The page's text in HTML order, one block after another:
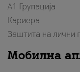
А1 Групација
Кариера
Заштита на лични
Мобилна